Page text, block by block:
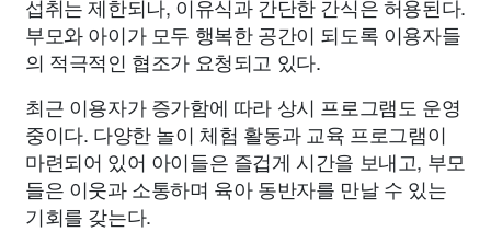
섭취는 제한되나, 이유식과 간단한 간식은 허용된다.
부모와 아이가 모두 행복한 공간이 되도록 이용자들
의 적극적인 협조가 요청되고 있다.
최근 이용자가 증가함에 따라 상시 프로그램도 운영
중이다. 다양한 놀이 체험 활동과 교육 프로그램이
마련되어 있어 아이들은 즐겁게 시간을 보내고, 부모
들은 이웃과 소통하며 육아 동반자를 만날 수 있는
기회를 갖는다.